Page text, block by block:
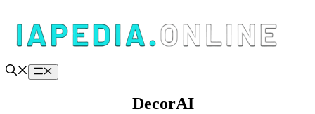
contenido
Menú
DecorAI